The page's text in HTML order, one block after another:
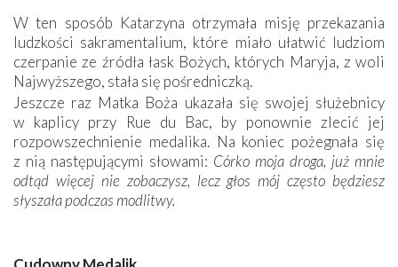
W ten sposób Katarzyna otrzymała misję przekazania
ludzkości sakramentalium, które miało ułatwić ludziom
czerpanie ze źródła łask Bożych, których Maryja, z woli
Najwyższego, stała się pośredniczką.
Jeszcze raz Matka Boża ukazała się swojej służebnicy
w kaplicy przy Rue du Bac, by ponownie zlecić jej
rozpowszechnienie medalika. Na koniec pożegnała się
z nią następującymi słowami: Córko moja droga, już mnie
odtąd więcej nie zobaczysz, lecz głos mój często będziesz
słyszała podczas modlitwy.